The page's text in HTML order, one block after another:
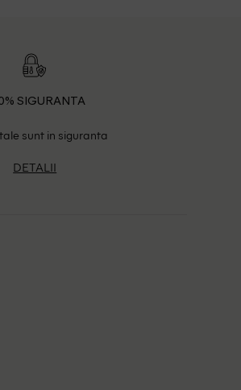
SIGURANTA
sunt in siguranta
DETALII